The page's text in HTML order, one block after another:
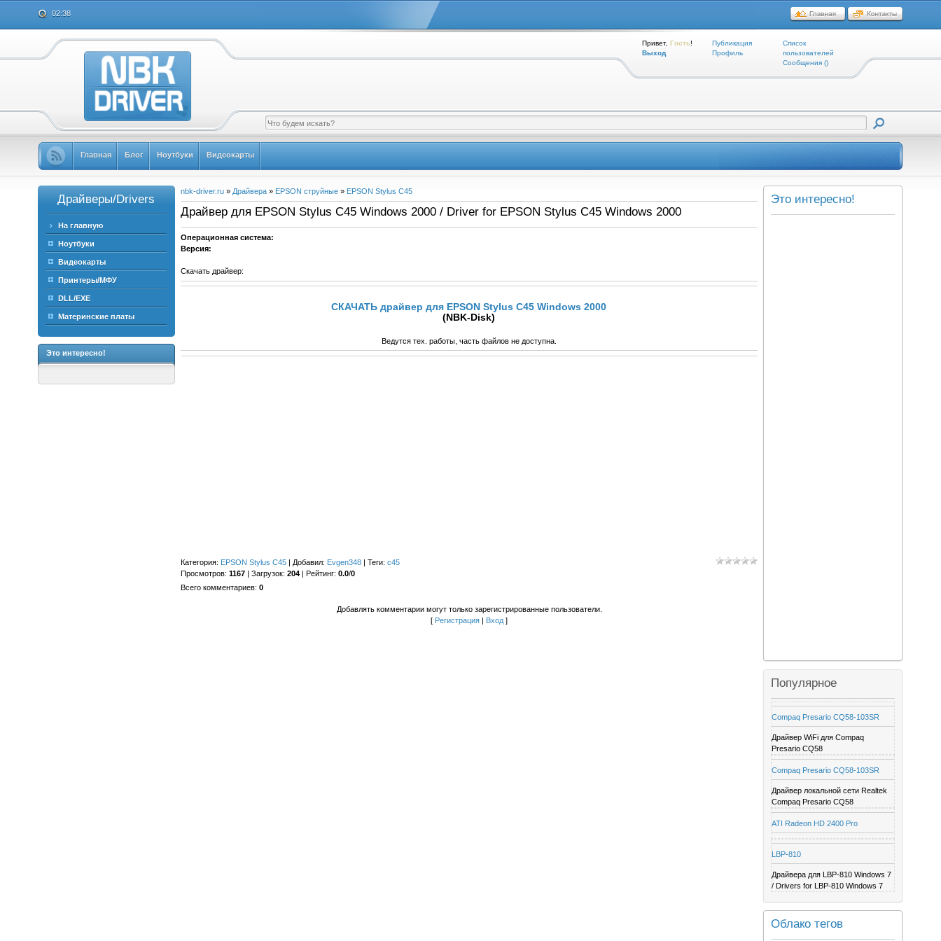
02:38
Привет, Гость!
Выход
Публикация
Профиль
Список
пользователей
Cообщения ()
Главная Блог Ноутбуки Видеокарты
Драйверы/Drivers
На главную
Ноутбуки
Видеокарты
Принтеры/МФУ
DLL/EXE
Материнские платы
Это интересно!
Это интересно!
Популярное
Compaq Presario CQ58-103SR
Драйвер WiFi для Compaq
Presario CQ58
Compaq Presario CQ58-103SR
Драйвер локальной сети Realtek
Compaq Presario CQ58
ATI Radeon HD 2400 Pro
LBP-810
Драйвера для LBP-810 Windows 7
/ Drivers for LBP-810 Windows 7
Облако тегов
nbk-driver.ru» Драйвера» EPSON струйные» EPSON Stylus C45
Драйвер для EPSON Stylus C45 Windows 2000 / Driver for EPSON Stylus C45 Windows 2000
Операционная система:
Версия:
Скачать драйвер:
СКАЧАТЬ драйвер для EPSON Stylus C45 Windows 2000
(NBK-Disk)
Ведутся тех. работы, часть файлов не доступна.
Категория: EPSON Stylus C45| Добавил: Evgen348| Теги: c45
Просмотров: 1167| Загрузок: 204| Рейтинг: 0.0/0
Всего комментариев: 0
Добавлять комментарии могут только зарегистрированные пользователи.
[ Регистрация Вход ]